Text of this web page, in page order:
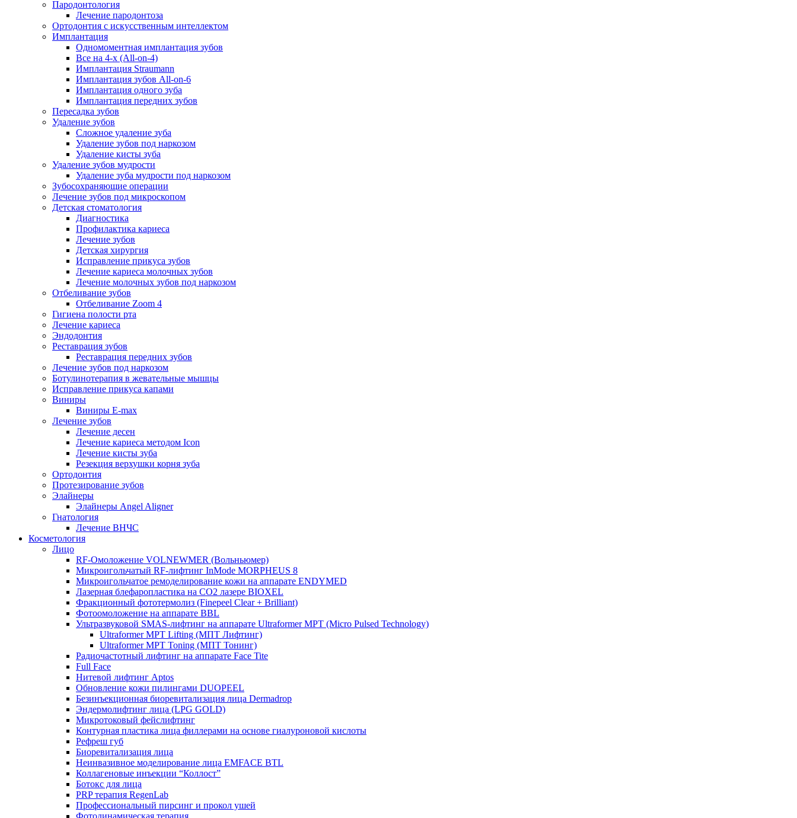
Пародонтология
Лечение пародонтоза
Ортодонтия с искусственным интеллектом
Имплантация
Одномоментная имплантация зубов
Все на 4-х (All-on-4)
Имплантация Straumann
Имплантация зубов All-on-6
Имплантация одного зуба
Имплантация передних зубов
Пересадка зубов
Удаление зубов
Сложное удаление зуба
Удаление зубов под наркозом
Удаление кисты зуба
Удаление зубов мудрости
Удаление зуба мудрости под наркозом
Зубосохраняющие операции
Лечение зубов под микроскопом
Детская стоматология
Диагностика
Профилактика кариеса
Лечение зубов
Детская хирургия
Исправление прикуса зубов
Лечение кариеса молочных зубов
Лечение молочных зубов под наркозом
Отбеливание зубов
Отбеливание Zoom 4
Гигиена полости рта
Лечение кариеса
Эндодонтия
Реставрация зубов
Реставрация передних зубов
Лечение зубов под наркозом
Ботулинотерапия в жевательные мышцы
Исправление прикуса капами
Виниры
Виниры E-max
Лечение зубов
Лечение десен
Лечение кариеса методом Icon
Лечение кисты зуба
Резекция верхушки корня зуба
Ортодонтия
Протезирование зубов
Элайнеры
Элайнеры Angel Aligner
Гнатология
Лечение ВНЧС
Косметология
Лицо
RF-Омоложение VOLNEWMER (Вольньюмер)
Микроигольчатый RF-лифтинг InMode MORPHEUS 8
Микроигольчатое ремоделирование кожи на аппарате ENDYMED
Лазерная блефаропластика на CO2 лазере BIOXEL
Фракционный фототермолиз (Finepeel Clear + Brilliant)
Фотоомоложение на аппарате BBL
Ультразвуковой SMAS-лифтинг на аппарате Ultraformer MPT (Micro Pulsed Technology)
Ultraformer MPT Lifting (МПТ Лифтинг)
Ultraformer MPT Toning (МПТ Тонинг)
Радиочастотный лифтинг на аппарате Face Tite
Full Face
Нитевой лифтинг Aptos
Обновление кожи пилингами DUOPEEL
Безинъекционная биоревитализация лица Dermadrop
Эндермолифтинг лица (LPG GOLD)
Микротоковый фейслифтинг
Контурная пластика лица филлерами на основе гиалуроновой кислоты
Рефреш губ
Биоревитализация лица
Неинвазивное моделирование лица EMFACE BTL
Коллагеновые инъекции “Коллост”
Ботокс для лица
PRP терапия RegenLab
Профессиональный пирсинг и прокол ушей
Фотодинамическая терапия